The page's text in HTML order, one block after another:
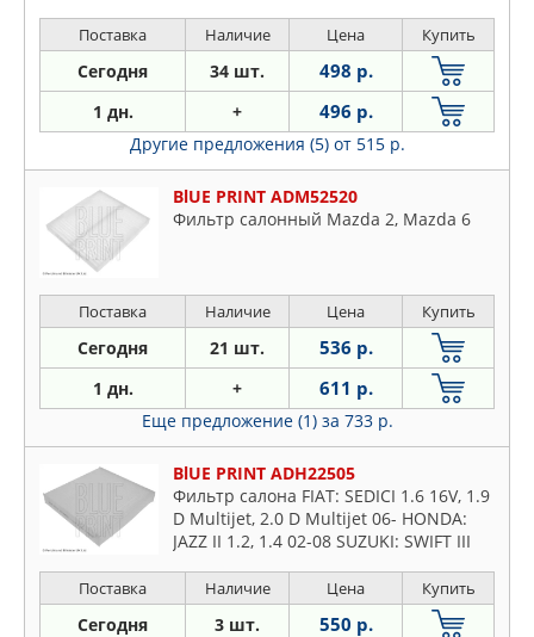
Поставка Наличие Цена Купить
Сегодня 34 шт. 498 р.
1 дн. + 496 р.
Другие предложения (5) от 515 р.
BlUE PRINT ADM52520
Фильтр салонный Mazda 2, Mazda 6
Поставка Наличие Цена Купить
Сегодня 21 шт. 536 р.
1 дн. + 611 р.
Еще предложение (1) за 733 р.
BlUE PRINT ADH22505
Фильтр салона FIAT: SEDICI 1.6 16V, 1.9
D Multijet, 2.0 D Multijet 06- HONDA:
JAZZ II 1.2, 1.4 02-08 SUZUKI: SWIFT III
Поставка Наличие Цена Купить
Сегодня 3 шт. 550 р.